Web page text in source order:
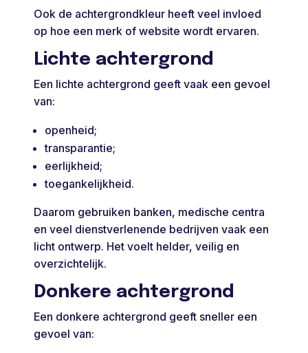
Ook de achtergrondkleur heeft veel invloed
op hoe een merk of website wordt ervaren.
Lichte achtergrond
Een lichte achtergrond geeft vaak een gevoel
van:
openheid;
transparantie;
eerlijkheid;
toegankelijkheid.
Daarom gebruiken banken, medische centra
en veel dienstverlenende bedrijven vaak een
licht ontwerp. Het voelt helder, veilig en
overzichtelijk.
Donkere achtergrond
Een donkere achtergrond geeft sneller een
gevoel van: